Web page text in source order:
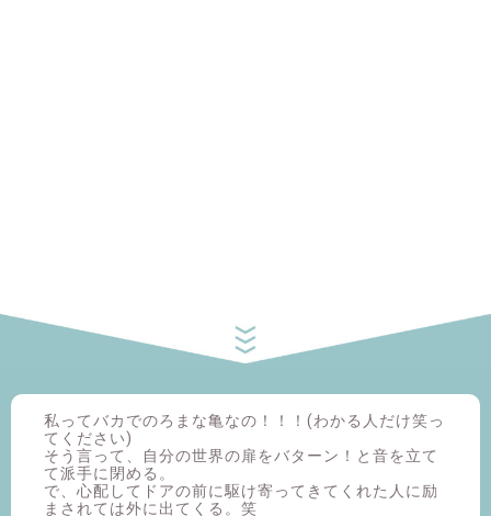
私ってバカでのろまな亀なの！！！(わかる人だけ笑っ
てください)
そう言って、自分の世界の扉をバターン！と音を立て
て派手に閉める。
で、心配してドアの前に駆け寄ってきてくれた人に励
まされては外に出てくる。笑